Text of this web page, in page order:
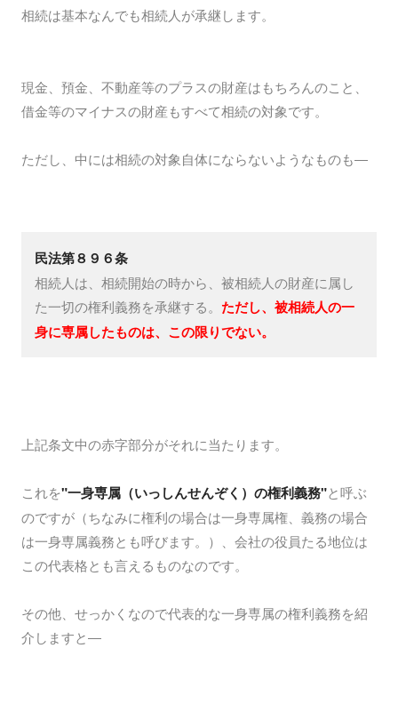
相続は基本なんでも相続人が承継します。
現金、預金、不動産等のプラスの財産はもちろんのこと、
借金等のマイナスの財産もすべて相続の対象です。
ただし、中には相続の対象自体にならないようなものも―
民法第８９６条
相続人は、相続開始の時から、被相続人の財産に属し
た一切の権利義務を承継する。 ただし、被相続人の一
身に専属したものは、この限りでない。
上記条文中の赤字部分がそれに当たります。
これを"一身専属（いっしんせんぞく）の権利義務"と呼ぶ
のですが（ちなみに権利の場合は一身専属権、義務の場合
は一身専属義務とも呼びます。）、会社の役員たる地位は
この代表格とも言えるものなのです。
その他、せっかくなので代表的な一身専属の権利義務を紹
介しますと―